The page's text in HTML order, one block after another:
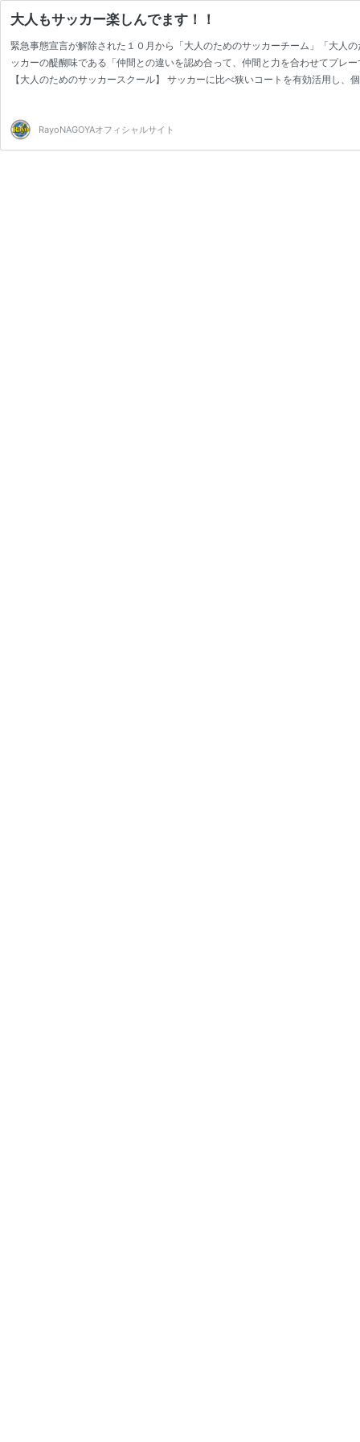
大人もサッカー楽しんでます！！
緊急事態宣言が解除された１０月から「大人のためのサッカーチーム」「大人
ッカーの醍醐味である「仲間との違いを認め合って、仲間と力を合わせてプ
【大人のためのサッカースクール】 サッカーに比べ狭いコートを有効活用し
RayoNAGOYAオフィシャルサイト